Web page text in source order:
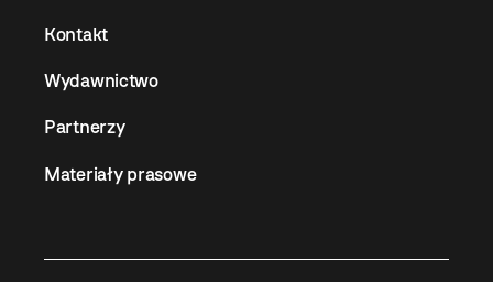
Kontakt
Wydawnictwo
Partnerzy
Materiały prasowe